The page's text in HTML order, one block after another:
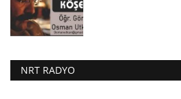
NRT RADYO